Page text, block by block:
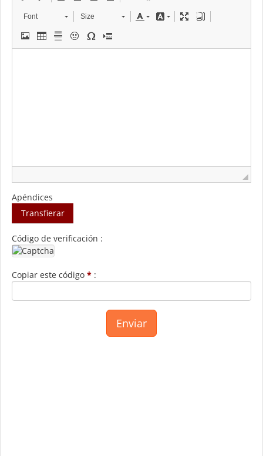
Font Size
Apéndices
Transfierar
Código de verificación :
Copiar este código * :